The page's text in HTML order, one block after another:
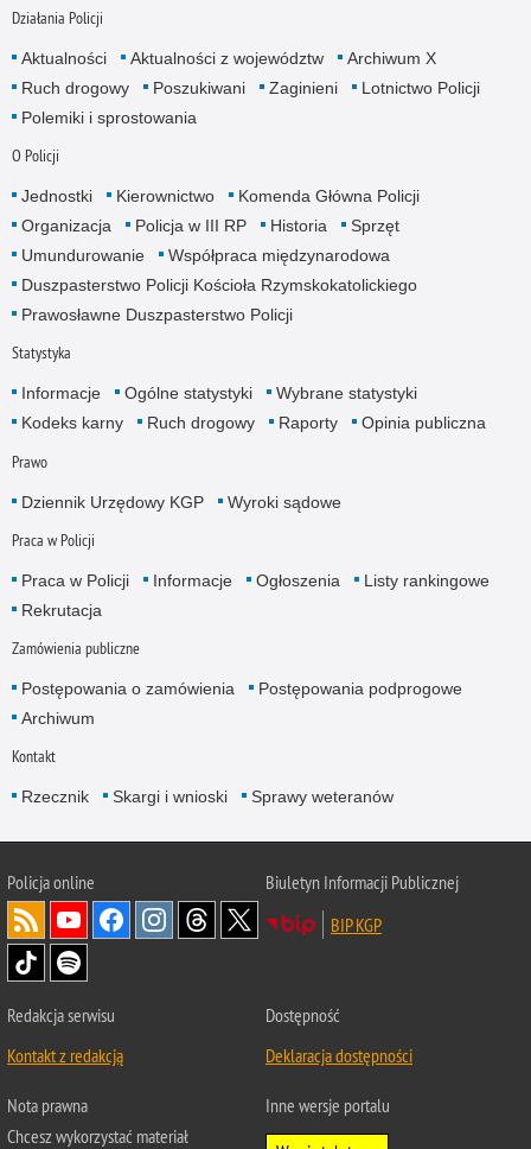
Działania Policji
Aktualności Aktualności z województw
Archiwum X
Ruch drogowy
Poszukiwani Zaginieni
Lotnictwo Policji
Polemiki i sprostowania
O Policji
Jednostki Kierownictwo
Komenda Główna Policji
Organizacja
Policja w III RP Historia
Sprzęt
Umundurowanie
Współpraca międzynarodowa
Duszpasterstwo Policji Kościoła Rzymskokatolickiego
Prawosławne Duszpasterstwo Policji
Statystyka
Informacje Ogólne statystyki
Wybrane statystyki
Kodeks karny
Ruch drogowy Raporty Opinia publiczna
Prawo
Dziennik Urzędowy KGP Wyroki sądowe
Praca w Policji
Praca w Policji Informacje Ogłoszenia
Listy rankingowe
Rekrutacja
Zamówienia publiczne
Postępowania o zamówienia
Postępowania podprogowe
Archiwum
Kontakt
Rzecznik Skargi i wnioski Sprawy weteranów
Policjaonline
Biuletyn Informacji Publicznej
BIP KGP
Redakcja serwisu
Kontakt z redakcją
Dostępność
Deklaracja dostępności
Nota prawna
Chcesz wykorzystać materiał
Inne wersje portalu